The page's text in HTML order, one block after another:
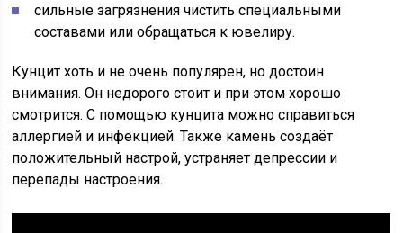
сильные загрязнения чистить специальными
составами или обращаться к ювелиру.
Кунцит хоть и не очень популярен, но достоин
внимания. Он недорого стоит и при этом хорошо
смотрится. С помощью кунцита можно справиться
аллергией и инфекцией. Также камень создаёт
положительный настрой, устраняет депрессии и
перепады настроения.